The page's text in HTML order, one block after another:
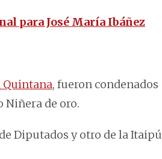
para José María Ibáñez
Quintana, fueron condenados
Niñera de oro.
Diputados y otro de la Itaipú